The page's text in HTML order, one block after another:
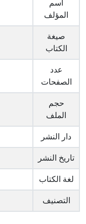
اسم
المؤلف
صيغة
الكتاب
عدد
الصفحات
حجم
الملف
دار النشر
تاريخ النشر
لغة الكتاب
التصنيف